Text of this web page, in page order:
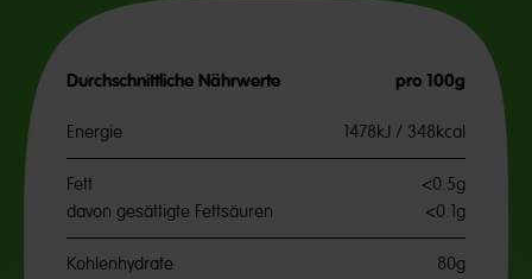
Durchschnittliche Nährwerte pro 100g
Energie 1478kJ / 348kcal
Fett
<0.5g
davon gesättigte Fettsäuren
<0.1g
Kohlenhydrate
80g